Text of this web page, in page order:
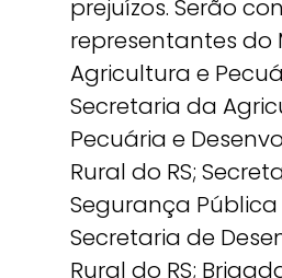
prejuízos. Serão
representantes do
Agricultura e
Secretaria da
Pecuária e
Rural do RS;
Segurança Pública
Secretaria de
Rural do RS;